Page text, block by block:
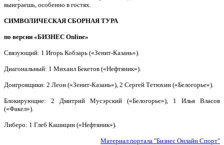
выиграешь, особенно в гостях.
СИМВОЛИЧЕСКАЯ СБОРНАЯ ТУРА
по версии «БИЗНЕС Online»
Связующий: 1 Игорь Кобзарь («Зенит-Казань»).
Диагональный: 1 Михаил Бекетов («Нефтяник»).
Доигровщики: 2 Леон («Зенит-Казань»), 2 Сергей Тетюхин («Белогорье»).
Блокирующие: 2 Дмитрий Мусэрский («Белогорье»), 1 Илья Власов
(«Факел»).
Либеро: 1 Глеб Кашицин («Нефтяник»).
Материал портала "Бизнес Онлайн Спорт"